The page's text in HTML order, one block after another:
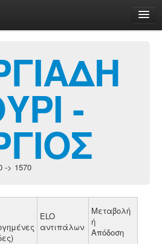
-
-> 1570
ELO
αντιπάλων
Μεταβολή
ή
Απόδοση